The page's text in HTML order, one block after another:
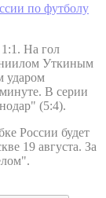
по футболу
На гол
Уткиным
ударом
В серии
(5:4).
России будет
19 августа. За